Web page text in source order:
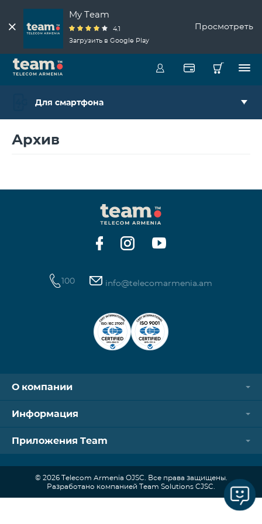
My Team
4.1
Загрузить в Google Play
Просмотреть
Для смартфона
Архив
100 info@telecomarmenia.am
О компании
Информация
Приложения Team
© 2026 Telecom Armenia OJSC. Все права защищены.
Разработано компанией Team Solutions CJSC.